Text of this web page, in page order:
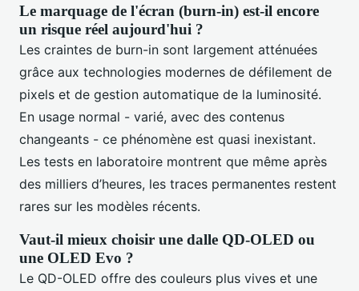
Le marquage de l'écran (burn-in) est-il encore
un risque réel aujourd'hui ?
Les craintes de burn-in sont largement atténuées
grâce aux technologies modernes de défilement de
pixels et de gestion automatique de la luminosité.
En usage normal - varié, avec des contenus
changeants - ce phénomène est quasi inexistant.
Les tests en laboratoire montrent que même après
des milliers d’heures, les traces permanentes restent
rares sur les modèles récents.
Vaut-il mieux choisir une dalle QD-OLED ou
une OLED Evo ?
Le QD-OLED offre des couleurs plus vives et une